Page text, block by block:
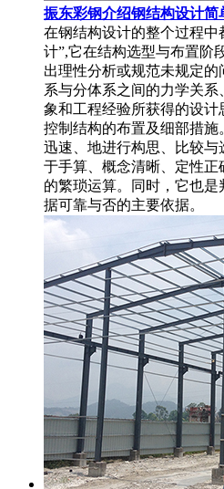
振东彩钢介绍钢结构设计简
在钢结构设计的整个过程
计”,它在结构选型与布置阶
出理性分析或规范未规定
系与分体系之间的力学关
象和工程经验所获得的设
控制结构的布置及细部措
迅速、地进行构思、比较
于手算、概念清晰、定性
的繁琐运算。同时，它也
据可靠与否的主要依据。